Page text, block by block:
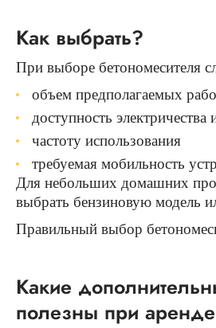
Как выбрать?
При выборе бетономесителя
объем предполагаемых
доступность электричества
частоту использования
требуемая мобильность
Для небольших домашних
выбрать бензиновую модель
Правильный выбор
Какие
полезны при